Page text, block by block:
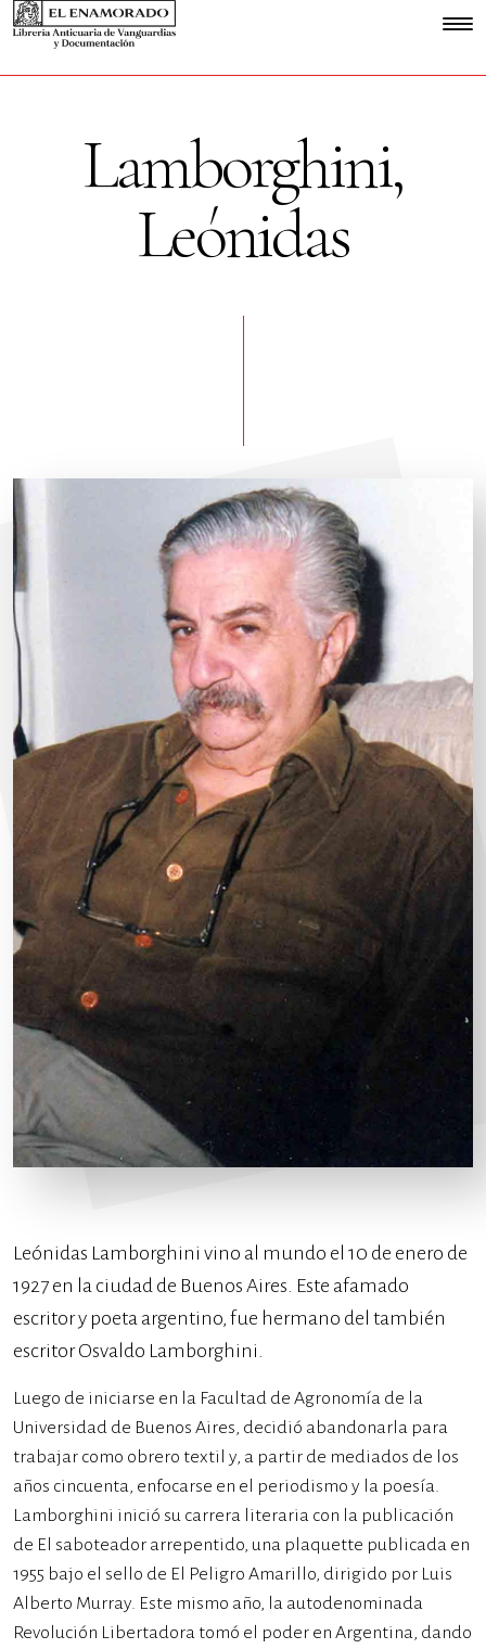
Lamborghini,
Leónidas
Leónidas Lamborghini vino al mundo el 10 de enero de
1927 en la ciudad de Buenos Aires. Este afamado
escritor y poeta argentino, fue hermano del también
escritor Osvaldo Lamborghini.
Luego de iniciarse en la Facultad de Agronomía de la
Universidad de Buenos Aires, decidió abandonarla para
trabajar como obrero textil y, a partir de mediados de los
años cincuenta, enfocarse en el periodismo y la poesía.
Lamborghini inició su carrera literaria con la publicación
de El saboteador arrepentido, una plaquette publicada en
1955 bajo el sello de El Peligro Amarillo, dirigido por Luis
Alberto Murray. Este mismo año, la autodenominada
Revolución Libertadora tomó el poder en Argentina, dando